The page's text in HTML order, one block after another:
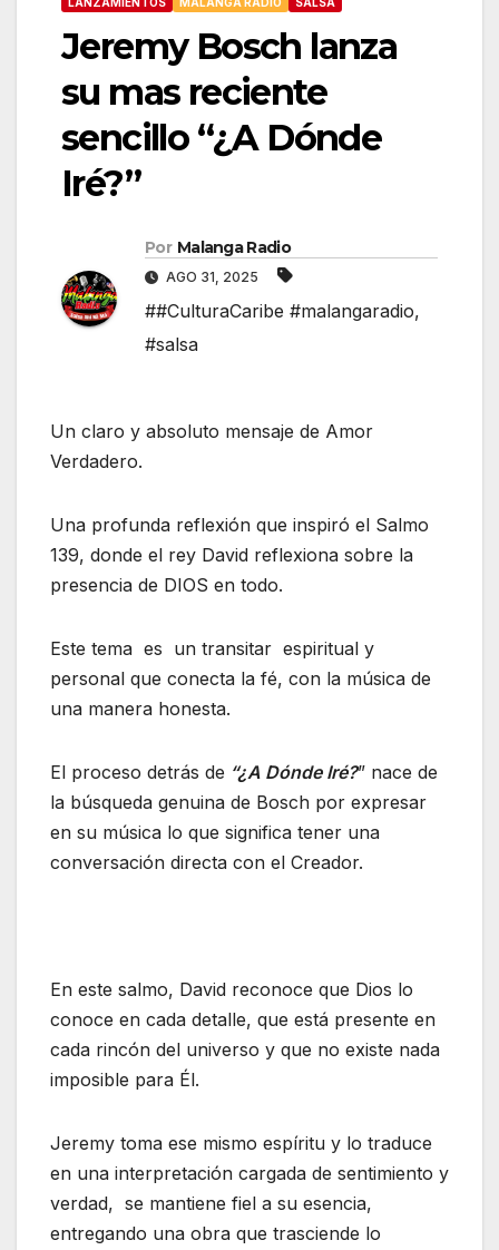
Jeremy Bosch lanza
su mas reciente
sencillo “¿A Dónde
Iré?”
Por Malanga Radio
AGO 31, 2025
##CulturaCaribe #malangaradio,
#salsa
Un claro y absoluto mensaje de Amor
Verdadero.
Una profunda reflexión que inspiró el Salmo
139, donde el rey David reflexiona sobre la
presencia de DIOS en todo.
Este tema es un transitar espiritual y
personal que conecta la fé, con la música de
una manera honesta.
El proceso detrás de “¿A Dónde Iré?” nace de
la búsqueda genuina de Bosch por expresar
en su música lo que significa tener una
conversación directa con el Creador.
En este salmo, David reconoce que Dios lo
conoce en cada detalle, que está presente en
cada rincón del universo y que no existe nada
imposible para Él.
Jeremy toma ese mismo espíritu y lo traduce
en una interpretación cargada de sentimiento y
verdad, se mantiene fiel a su esencia,
entregando una obra que trasciende lo